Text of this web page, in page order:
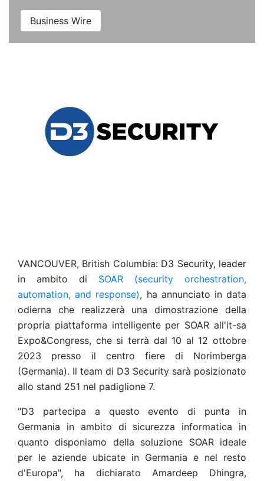
Business Wire
VANCOUVER, British Columbia: D3 Security, leader
in ambito di SOAR (security orchestration,
automation, and response), ha annunciato in data
odierna che realizzerà una dimostrazione della
propria piattaforma intelligente per SOAR all'it-sa
Expo&Congress, che si terrà dal 10 al 12 ottobre
2023 presso il centro fiere di Norimberga
(Germania). Il team di D3 Security sarà posizionato
allo stand 251 nel padiglione 7.
"D3 partecipa a questo evento di punta in
Germania in ambito di sicurezza informatica in
quanto disponiamo della soluzione SOAR ideale
per le aziende ubicate in Germania e nel resto
d'Europa", ha dichiarato Amardeep Dhingra,